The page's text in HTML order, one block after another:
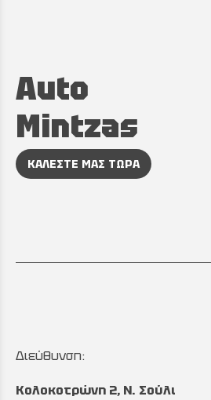
Auto
Mintzas
ΚΑΛΕΣΤΕ ΜΑΣ ΤΩΡΑ
Διεύθυνση:
Κολοκοτρώνη 2, Ν. Σούλι